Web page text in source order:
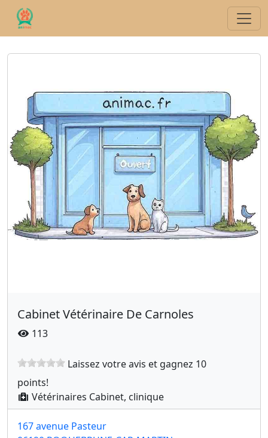
Cabinet Vétérinaire De Carnoles
113
Laissez votre avis et gagnez 10
points!
Vétérinaires Cabinet, clinique
167 avenue Pasteur